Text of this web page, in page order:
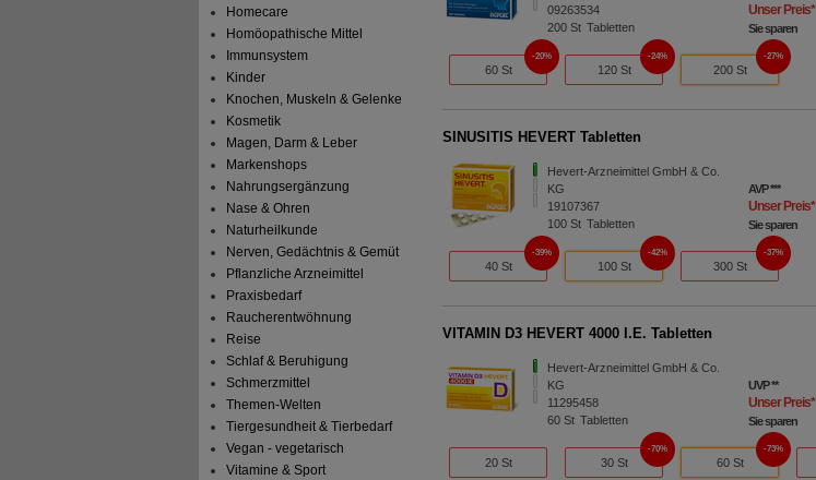
Homecare
Homöopathische Mittel
Immunsystem
Kinder
Knochen, Muskeln & Gelenke
Kosmetik
Magen, Darm & Leber
Markenshops
Nahrungsergänzung
Nase & Ohren
Naturheilkunde
Nerven, Gedächtnis & Gemüt
Pflanzliche Arzneimittel
Praxisbedarf
Raucherentwöhnung
Reise
Schlaf & Beruhigung
Schmerzmittel
Themen-Welten
Tiergesundheit & Tierbedarf
Vegan - vegetarisch
Vitamine & Sport
09263534
200St Tabletten
Unser Preis*
Sie sparen
60 St
20%
120 St
24%
200 St
27%
SINUSITIS HEVERT Tabletten
Hevert-Arzneimittel GmbH & Co.
KG
19107367
100St Tabletten
AVP***
Unser Preis*
Sie sparen
40 St
39%
100 St
42%
300 St
37%
VITAMIN D3 HEVERT 4000 I.E. Tabletten
Hevert-Arzneimittel GmbH & Co.
KG
11295458
60St Tabletten
UVP**
Unser Preis*
Sie sparen
20 St 30 St
70%
60 St
73%